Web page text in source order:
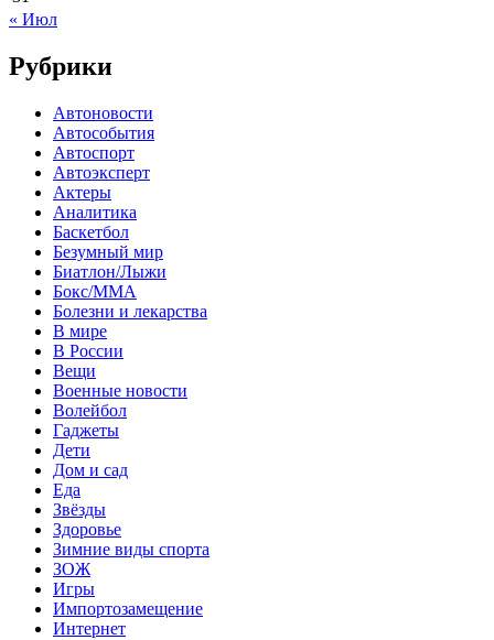
« Июл
Рубрики
Автоновости
Автособытия
Автоспорт
Автоэксперт
Актеры
Аналитика
Баскетбол
Безумный мир
Биатлон/Лыжи
Бокс/MMA
Болезни и лекарства
В мире
В России
Вещи
Военные новости
Волейбол
Гаджеты
Дети
Дом и сад
Еда
Звёзды
Здоровье
Зимние виды спорта
ЗОЖ
Игры
Импортозамещение
Интернет